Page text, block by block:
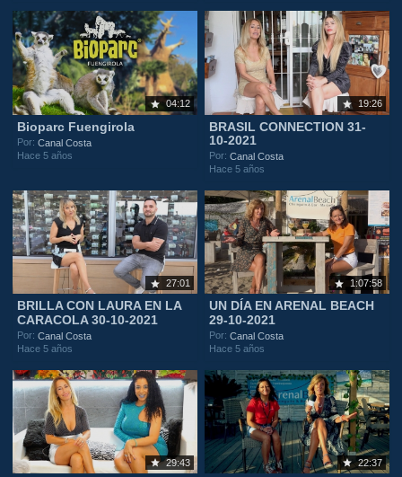
04:12
Bioparc Fuengirola
Por:Canal Costa
Hace 5 años
19:26
BRASIL CONNECTION 31-
10-2021
Por:Canal Costa
Hace 5 años
27:01
BRILLA CON LAURA EN LA
CARACOLA 30-10-2021
Por:Canal Costa
Hace 5 años
1:07:58
UN DÍA EN ARENAL BEACH
29-10-2021
Por:Canal Costa
Hace 5 años
29:43 22:37